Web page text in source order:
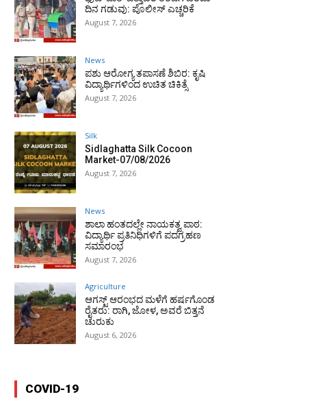
ದಿನ ಗಡುವು: ಪೊಲೀಸ್ ಎಚ್ಚರಿಕೆ
August 7, 2026
News
ಪಶು ಆರೋಗ್ಯ ತಪಾಸಣೆ ಶಿಬಿರ: ಕೃಷಿ
ವಿದ್ಯಾರ್ಥಿಗಳಿಂದ ಉಚಿತ ಚಿಕಿತ್ಸೆ
August 7, 2026
Silk
Sidlaghatta Silk Cocoon
Market-07/08/2026
August 7, 2026
News
ಶಾಲಾ ಹಂತದಲ್ಲೇ ನಾಯಕತ್ವ ಪಾಠ:
ವಿದ್ಯಾರ್ಥಿ ಪ್ರತಿನಿಧಿಗಳಿಗೆ ಪದಗ್ರಹಣ
ಸಮಾರಂಭ
August 7, 2026
Agriculture
ಆಗಸ್ಟ್ ಆರಂಭದ ಮಳೆಗೆ ಹರ್ಷಗೊಂಡ
ರೈತರು: ರಾಗಿ, ಜೋಳ, ಅವರೆ ಬಿತ್ತನೆ
ಚುರುಕು
August 6, 2026
COVID-19